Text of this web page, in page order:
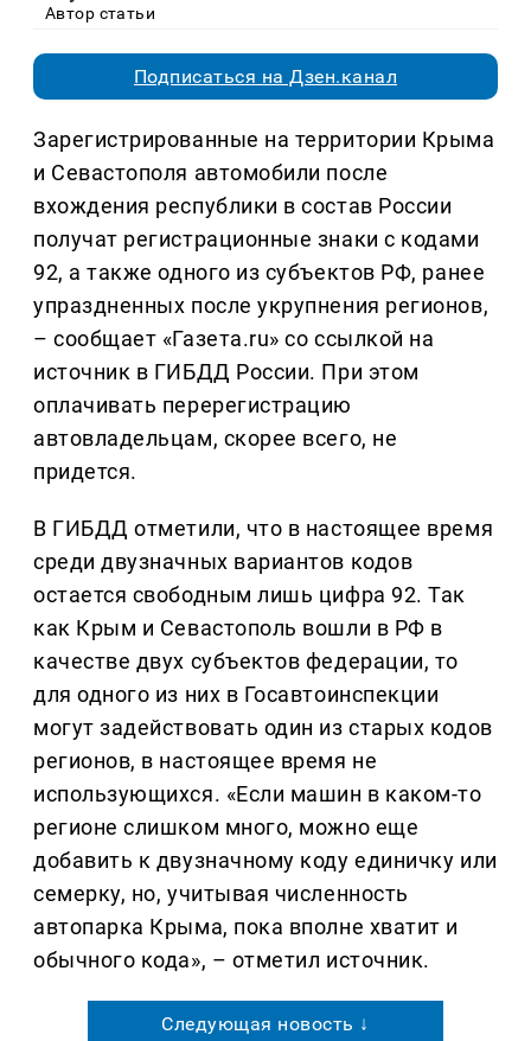
Автор статьи
Подписаться на Дзен.канал
Зарегистрированные на территории Крыма
и Севастополя автомобили после
вхождения республики в состав России
получат регистрационные знаки с кодами
92, а также одного из субъектов РФ, ранее
упраздненных после укрупнения регионов,
– сообщает «Газета.ru» со ссылкой на
источник в ГИБДД России. При этом
оплачивать перерегистрацию
автовладельцам, скорее всего, не
придется.
В ГИБДД отметили, что в настоящее время
среди двузначных вариантов кодов
остается свободным лишь цифра 92. Так
как Крым и Севастополь вошли в РФ в
качестве двух субъектов федерации, то
для одного из них в Госавтоинспекции
могут задействовать один из старых кодов
регионов, в настоящее время не
использующихся. «Если машин в каком-то
регионе слишком много, можно еще
добавить к двузначному коду единичку или
семерку, но, учитывая численность
автопарка Крыма, пока вполне хватит и
обычного кода», – отметил источник.
Следующая новость ↓